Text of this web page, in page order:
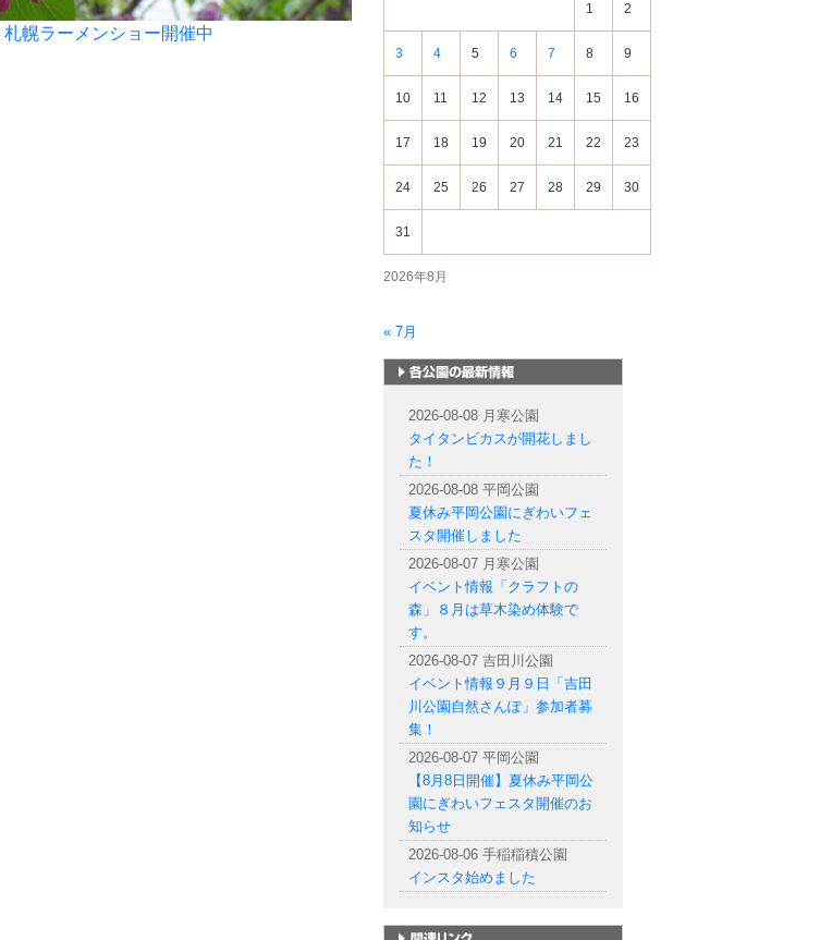
札幌ラーメンショー開催中
2026年8月
1 2
3 4 5 6 7 8 9
10 11 12 13 14 15 16
17 18 19 20 21 22 23
24 25 26 27 28 29 30
31
« 7月
2026-08-08 月寒公園
タイタンビカスが開花しまし
た！
2026-08-08 平岡公園
夏休み平岡公園にぎわいフェ
スタ開催しました
2026-08-07 月寒公園
イベント情報「クラフトの
森」８月は草木染め体験で
す。
2026-08-07 吉田川公園
イベント情報９月９日「吉田
川公園自然さんぽ」参加者募
集！
2026-08-07 平岡公園
【8月8日開催】夏休み平岡公
園にぎわいフェスタ開催のお
知らせ
2026-08-06 手稲稲積公園
インスタ始めました